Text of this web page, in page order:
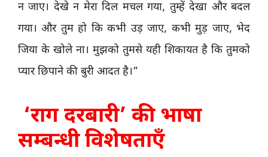
न जाए। देखे न मेरा दिल मचल गया, तुम्हें देखा और बदल
गया। और तुम हो कि कभी उड़ जाए, कभी मुड़ जाए, भेद
जिया के खोले ना। मुझको तुमसे यही शिकायत है कि तुमको
प्यार छिपाने की बुरी आदत है।”
‘राग दरबारी’ की भाषा
सम्बन्धी विशेषताएँ